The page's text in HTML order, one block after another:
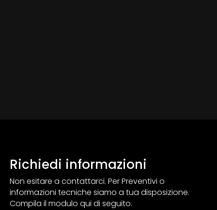
Richiedi informazioni
Non esitare a contattarci. Per Preventivi o
informazioni tecniche siamo a tua disposizione.
Compila il modulo qui di seguito.